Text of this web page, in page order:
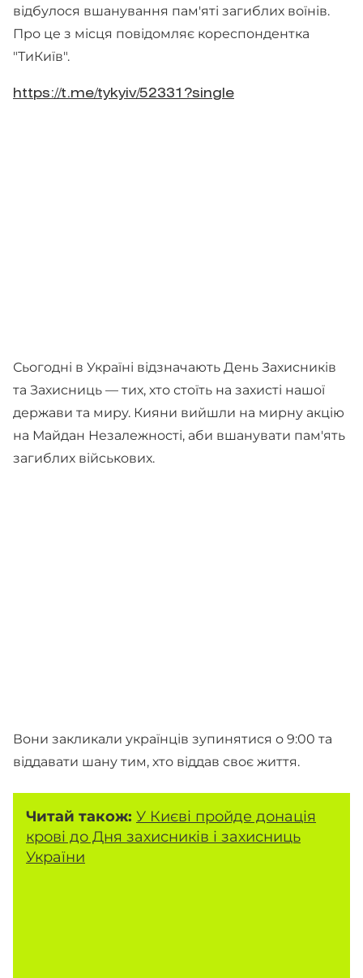
відбулося вшанування пам'яті загиблих воїнів.
Про це з місця повідомляє кореспондентка
"ТиКиїв".
https://t.me/tykyiv/52331?single
Сьогодні в Україні відзначають День Захисників
та Захисниць — тих, хто стоїть на захисті нашої
держави та миру. Кияни вийшли на мирну акцію
на Майдан Незалежності, аби вшанувати пам'ять
загиблих військових.
Вони закликали українців зупинятися о 9:00 та
віддавати шану тим, хто віддав своє життя.
Читай також: У Києві пройде донація
крові до Дня захисників і захисниць
України